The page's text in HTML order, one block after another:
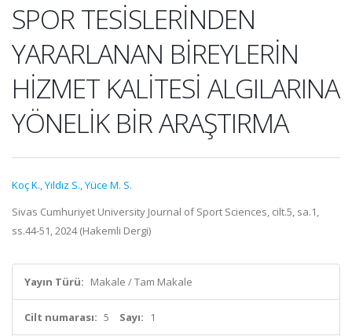
SPOR TESİSLERİNDEN
YARARLANAN BİREYLERİN
HİZMET KALİTESİ ALGILARINA
YÖNELİK BİR ARAŞTIRMA
Koç K.,Yıldız S.,Yüce M. S.
Sivas Cumhuriyet University Journal of Sport Sciences, cilt.5, sa.1,
ss.44-51, 2024 (Hakemli Dergi)
Yayın Türü: Makale / Tam Makale
Cilt numarası: 5 Sayı: 1